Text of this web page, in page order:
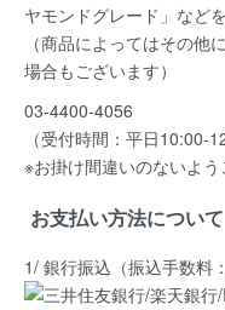
ヤモンドグレード」など
（商品によってはその他
場合もございます）
03-4400-4056
（受付時間：平日10:00-
※お掛け間違いのないよ
お支払い方法について
1/ 銀行振込（振込手数料